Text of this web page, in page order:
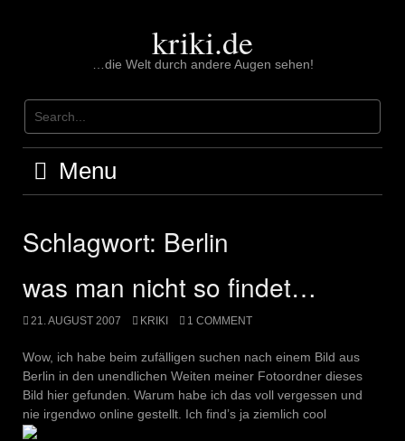
kriki.de
…die Welt durch andere Augen sehen!
Menu
Schlagwort: Berlin
was man nicht so findet…
21. AUGUST 2007 KRIKI 1 COMMENT
Wow, ich habe beim zufälligen suchen nach einem Bild aus
Berlin in den unendlichen Weiten meiner Fotoordner dieses
Bild hier gefunden. Warum habe ich das voll vergessen und
nie irgendwo online gestellt. Ich find’s ja ziemlich cool